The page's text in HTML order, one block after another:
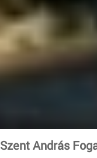
Szent András